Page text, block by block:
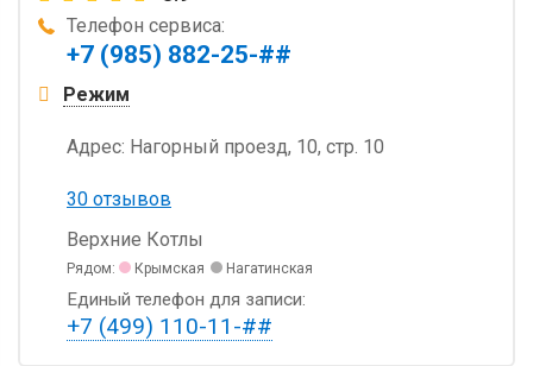
Телефон сервиса:
+7 (985) 882-25-##
Режим
Адрес: Нагорный проезд, 10, стр. 10
30 отзывов
Верхние Котлы
Рядом: Крымская Нагатинская
Единый телефон для записи:
+7 (499) 110-11-##